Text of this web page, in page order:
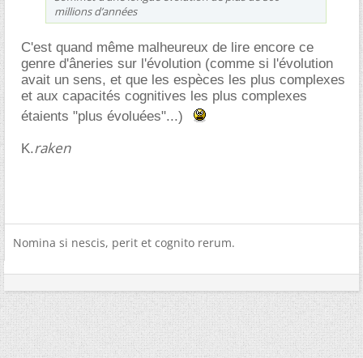
millions d’années
C'est quand même malheureux de lire encore ce
genre d'âneries sur l'évolution (comme si l'évolution
avait un sens, et que les espèces les plus complexes
et aux capacités cognitives les plus complexes
étaients "plus évoluées"...)
K.raken
Nomina si nescis, perit et cognito rerum.